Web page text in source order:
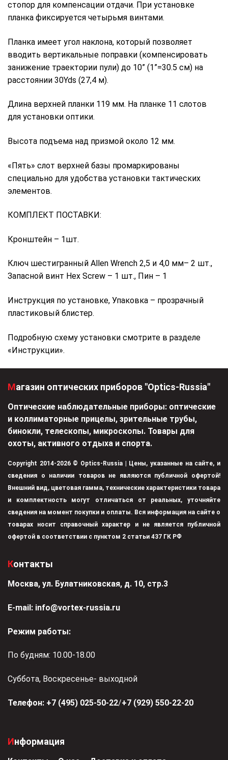
стопор для компенсации отдачи. При установке
планка фиксируется четырьмя винтами.
Планка имеет угол наклона, который позволяет
вводить вертикальные поправки (компенсировать
занижение траектории пули) до 10” (1”=30.5 см) на
расстоянии 30Yds (27,4 м).
Длина верхней планки 119 мм. На планке 11 слотов
для установки оптики.
Высота подъема над призмой около 12 мм.
«Пять» слот верхней базы промаркированы
специально для удобства установки тактических
элементов.
КОМПЛЕКТ ПОСТАВКИ:
Кронштейн – 1шт.
Ключ шестигранный Allen Wrench 2,5 и 4,0 мм– 2 шт.,
Запасной винт Hex Screw – 1 шт., Пин – 1
Инструкция по установке, Упаковка – прозрачный
пластиковый блистер.
Подробную схему установки смотрите в разделе
«Инструкции».
Магазин оптических приборов "Optics-Russia"
Оптические наблюдательные приборы: оптические
и коллиматорные прицелы, зрительные трубы,
бинокли, телескопы, микроскопы. Товары для
охоты, активного отдыха и спорта.
Copyright 2014-2026 © Optics-Russia | Цены, указанные на сайте, и
сведения о наличии товаров не являются публичной офертой!
Внешний вид, цветовая гамма, технические характеристики товара
и комплектность могут отличаться от реальных, уточняйте
сведения на момент покупки и оплаты. Вся информация на сайте о
товарах носит справочный характер и не является публичной
офертой в соответствии с пунктом 2 статьи 437 ГК РФ
Контакты
Москва, ул. Булатниковская, д. 10, стр.3
Е-mail: info@vortex-russia.ru
Режим работы:
По будням: 10.00-18.00
Суббота, Воскресенье- выходной
Телефон: +7 (495) 025-50-22/+7 (929) 550-22-20
Информация